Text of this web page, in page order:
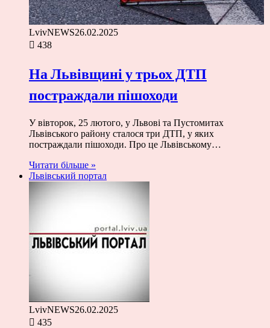
LvivNEWS26.02.2025
438
На Львівщині у трьох ДТП
постраждали пішоходи
У вівторок, 25 лютого, у Львові та Пустомитах
Львівського району сталося три ДТП, у яких
постраждали пішоходи. Про це Львівському…
Читати більше »
Львівський портал
LvivNEWS26.02.2025
435